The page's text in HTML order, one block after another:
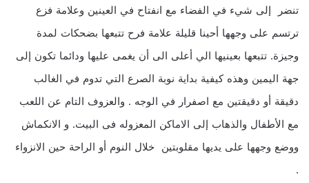
تنضر إلى شيء في الفضاء مع انفتاح في العينين وعلامة فزع
ترتسم على وجهها أحينا قليلة علامة فرح تتبعها بضحكات لمدة
وجيزة. تتبعها بعينيها الي أعلى الى أن يغمى عليها ودائما تكون إلى
جهة اليمين وهذه كيفية بداية نوبة الصرع التي تدوم في الغالب
دقيقة أو دقيقتين مع اصفرار في الوجه . والعزوف التام عن اللعب
مع الأطفال والذهاب إلى الاماكن المعزوله فى البيت. و الانكماش
ووضع وجهها على يديها مقلوبتين خلال النوم أو الراحة حين الانزواء
.